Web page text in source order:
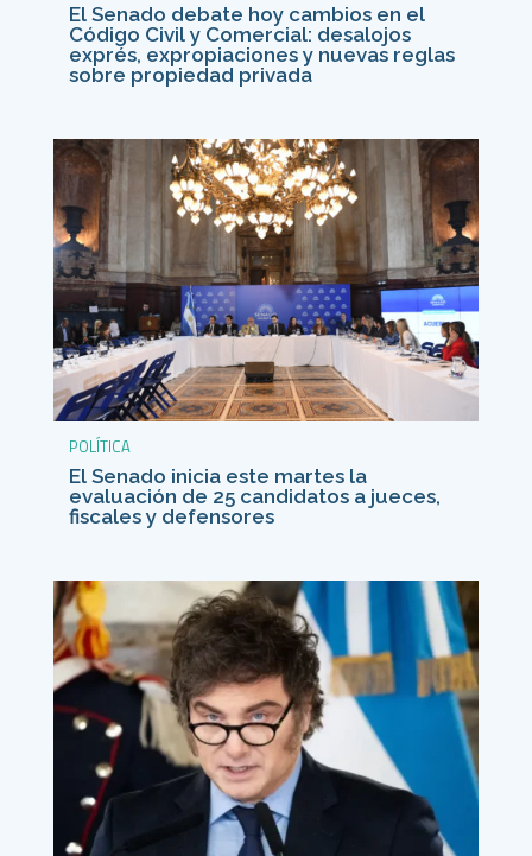
El Senado debate hoy cambios en el
Código Civil y Comercial: desalojos
exprés, expropiaciones y nuevas reglas
sobre propiedad privada
POLÍTICA
El Senado inicia este martes la
evaluación de 25 candidatos a jueces,
fiscales y defensores